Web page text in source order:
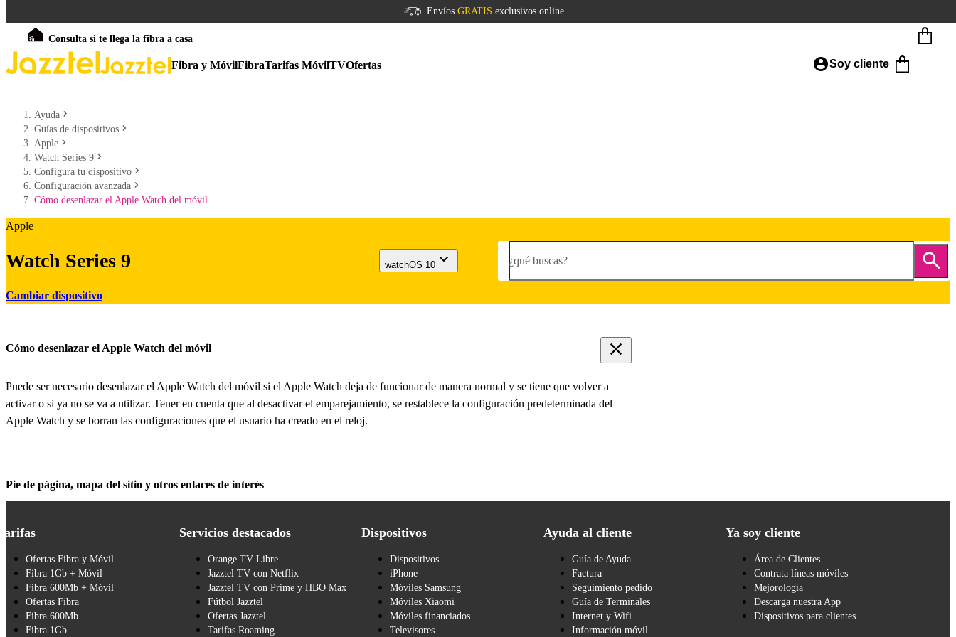
Envíos GRATIS exclusivos online
Consulta si te llega la fibra a casa
Fibra y MóvilFibraTarifas MóvilTVOfertas Soy cliente
Ayuda
Guías de dispositivos
Apple
Watch Series 9
Configura tu dispositivo
Configuración avanzada
Cómo desenlazar el Apple Watch del móvil
Apple
Watch Series 9
Cambiar dispositivo
watchOS 10 ¿qué buscas?
Cómo desenlazar el Apple Watch del móvil
Puede ser necesario desenlazar el Apple Watch del móvil si el Apple Watch deja de funcionar de manera normal y se tiene que volver a
activar o si ya no se va a utilizar. Tener en cuenta que al desactivar el emparejamiento, se restablece la configuración predeterminada del
Apple Watch y se borran las configuraciones que el usuario ha creado en el reloj.
Pie de página, mapa del sitio y otros enlaces de interés
Ofertas Fibra y Móvil
Fibra 1Gb + Móvil
Fibra 600Mb + Móvil
Ofertas Fibra
Fibra 600Mb
Fibra 1Gb
Servicios destacados
Orange TV Libre
Jazztel TV con Netflix
Jazztel TV con Prime y HBO Max
Fútbol Jazztel
Ofertas Jazztel
Tarifas Roaming
Dispositivos
Dispositivos
iPhone
Móviles Samsung
Móviles Xiaomi
Móviles financiados
Televisores
Ayuda al cliente
Guía de Ayuda
Factura
Seguimiento pedido
Guía de Terminales
Internet y Wifi
Información móvil
Ya soy cliente
Área de Clientes
Contrata líneas móviles
Mejorología
Descarga nuestra App
Dispositivos para clientes